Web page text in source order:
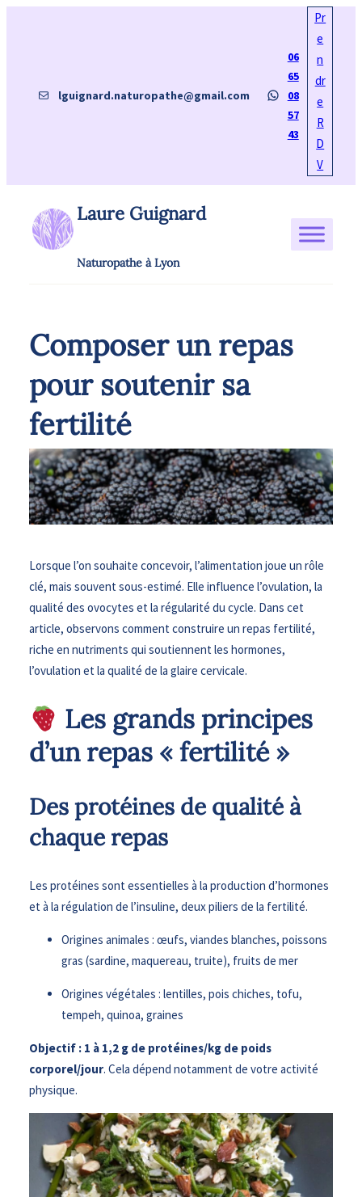
E-maillguignard.naturopathe@gmail.com WhatsApp
06
65
08
57
43
Pr
e
n
dr
e
R
D
V
Laure Guignard
Naturopathe à Lyon
Composer un repas
pour soutenir sa
fertilité
Lorsque l’on souhaite concevoir, l’alimentation joue un rôle
clé, mais souvent sous-estimé. Elle influence l’ovulation, la
qualité des ovocytes et la régularité du cycle. Dans cet
article, observons comment construire un repas fertilité,
riche en nutriments qui soutiennent les hormones,
l’ovulation et la qualité de la glaire cervicale.
Les grands principes
d’un repas « fertilité »
Des protéines de qualité à
chaque repas
Les protéines sont essentielles à la production d’hormones
et à la régulation de l’insuline, deux piliers de la fertilité.
Origines animales : œufs, viandes blanches, poissons
gras (sardine, maquereau, truite), fruits de mer
Origines végétales : lentilles, pois chiches, tofu,
tempeh, quinoa, graines
Objectif : 1 à 1,2 g de protéines/kg de poids
corporel/jour. Cela dépend notamment de votre activité
physique.